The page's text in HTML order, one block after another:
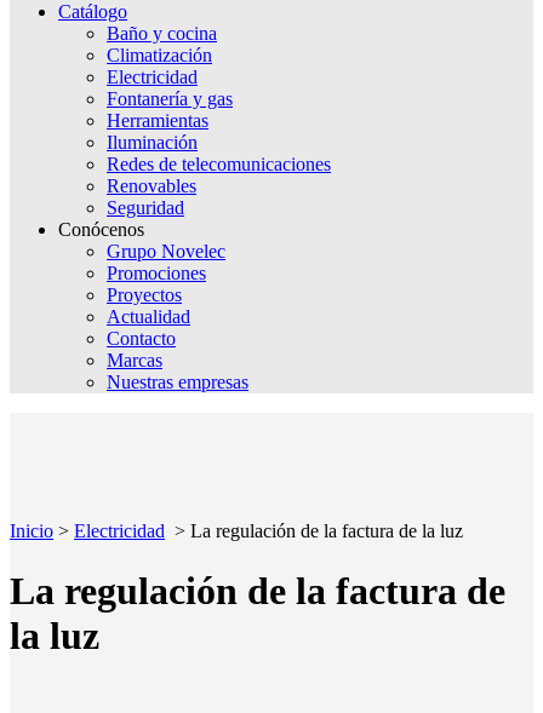
Catálogo
Baño y cocina
Climatización
Electricidad
Fontanería y gas
Herramientas
Iluminación
Redes de telecomunicaciones
Renovables
Seguridad
Conócenos
Grupo Novelec
Promociones
Proyectos
Actualidad
Contacto
Marcas
Nuestras empresas
Inicio > Electricidad > La regulación de la factura de la luz
La regulación de la factura de
la luz